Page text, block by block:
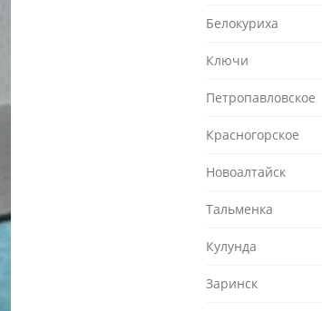
Белокуриха
Ключи
Петропавловское
Красногорское
Новоалтайск
Тальменка
Кулунда
Заринск